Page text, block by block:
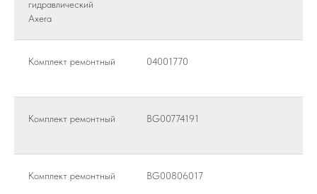
гидравлический
Axera
Комплект ремонтный 04001770
Комплект ремонтный BG00774191
Комплект ремонтный BG00806017